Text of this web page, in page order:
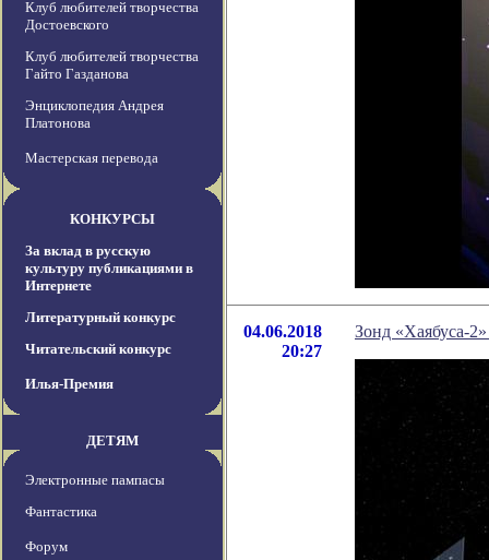
Клуб любителей творчества
Достоевского
Клуб любителей творчества
Гайто Газданова
Энциклопедия Андрея
Платонова
Мастерская перевода
КОНКУРСЫ
За вклад в русскую
культуру публикациями в
Интернете
Литературный конкурс
Читательский конкурс
Илья-Премия
ДЕТЯМ
Электронные пампасы
Фантастика
Форум
04.06.2018
20:27
Зонд «Хаябуса-